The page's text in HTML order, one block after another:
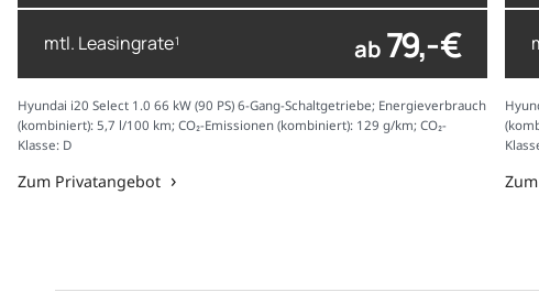
mtl. Leasingrate1 ab 79,- €
Hyundai i20 Select 1.0 66 kW (90 PS) 6-Gang-Schaltgetriebe; Energieverbrauch
(kombiniert): 5,7 l/100 km; CO₂-Emissionen (kombiniert): 129 g/km; CO₂-
Klasse: D
Zum Privatangebot